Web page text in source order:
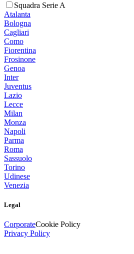
Squadra Serie A
Atalanta
Bologna
Cagliari
Como
Fiorentina
Frosinone
Genoa
Inter
Juventus
Lazio
Lecce
Milan
Monza
Napoli
Parma
Roma
Sassuolo
Torino
Udinese
Venezia
Legal
CorporateCookie Policy
Privacy Policy